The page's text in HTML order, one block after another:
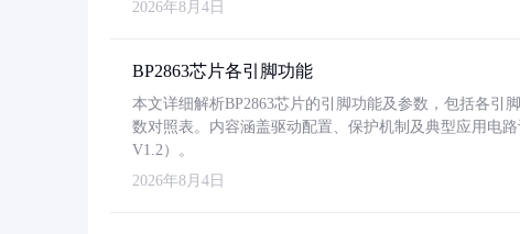
2026年8月4日
BP2863芯片各引脚功能
本文详细解析BP2863芯片的引脚功能及参数，包括各引
数对照表。内容涵盖驱动配置、保护机制及典型应用电
V1.2）。
2026年8月4日